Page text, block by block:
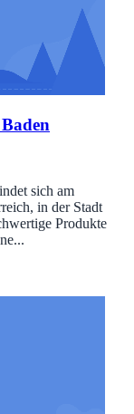
sich am
in der Stadt
Produkte